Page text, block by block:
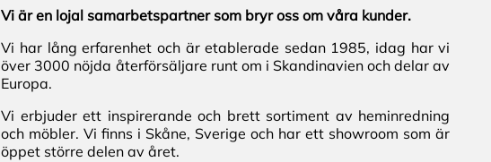
Vi är en lojal samarbetspartner som bryr oss om våra kunder.
Vi har lång erfarenhet och är etablerade sedan 1985, idag har vi
över 3000 nöjda återförsäljare runt om i Skandinavien och delar av
Europa.
Vi erbjuder ett inspirerande och brett sortiment av heminredning
och möbler. Vi finns i Skåne, Sverige och har ett showroom som är
öppet större delen av året.